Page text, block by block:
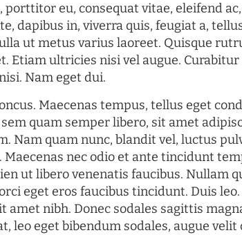
porttitor eu, consequat vitae, eleifend
dapibus in, viverra quis, feugiat a,
ut metus varius laoreet. Quisque
Etiam ultricies nisi vel augue.
Nam eget dui.
Maecenas tempus, tellus eget
quam semper libero, sit amet
Nam quam nunc, blandit vel, luctus
Maecenas nec odio et ante tincidunt
ut libero venenatis faucibus. Nullam
eget eros faucibus tincidunt. Duis
amet nibh. Donec sodales sagittis
leo eget bibendum sodales, augue velit